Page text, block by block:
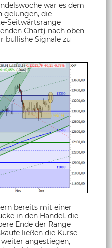
war es dem
gelungen, die
Seitwärtsrange
Chart) nach oben
bullishe Signale zu
bereits mit einer
in den Handel, die
Ende der Range
ließen die Kurse
angestiegen,